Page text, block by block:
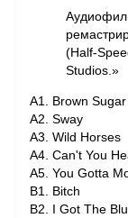
(Half-
Studios.»
A1. Brown Sugar
A2. Sway
A3. Wild Horses
A4. Can't You
A5. You Gotta
B1. Bitch
B2. I Got The